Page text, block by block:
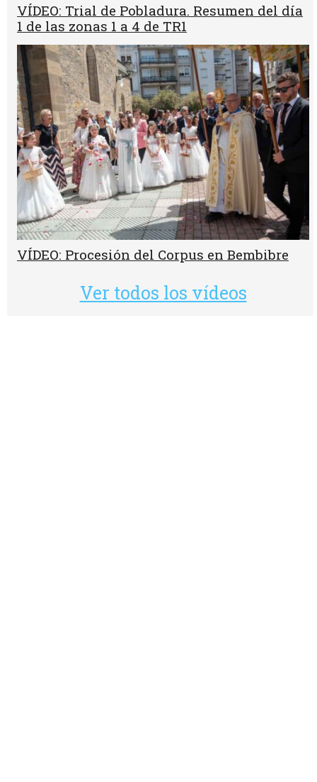
VÍDEO: Trial de Pobladura. Resumen del día
1 de las zonas 1 a 4 de TR1
VÍDEO: Procesión del Corpus en Bembibre
Ver todos los vídeos